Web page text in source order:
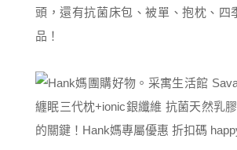
頭，還有抗菌床包、被單、抱枕、四
品！